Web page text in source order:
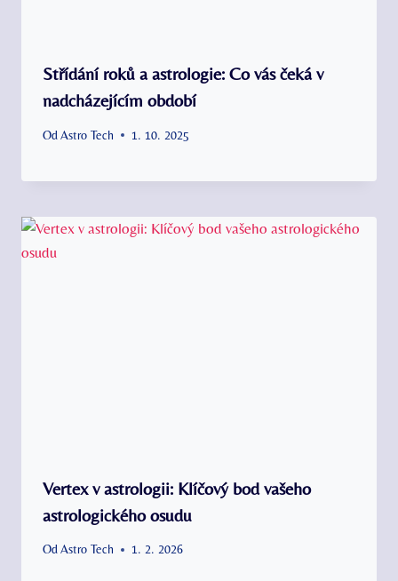
Střídání roků a astrologie: Co vás čeká v
nadcházejícím období
Od Astro Tech 1. 10. 2025
Vertex v astrologii: Klíčový bod vašeho
astrologického osudu
Od Astro Tech 1. 2. 2026